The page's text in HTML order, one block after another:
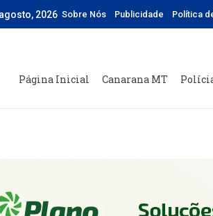
2026 Sobre Nós Publicidade Política
Página Inicial Canarana MT